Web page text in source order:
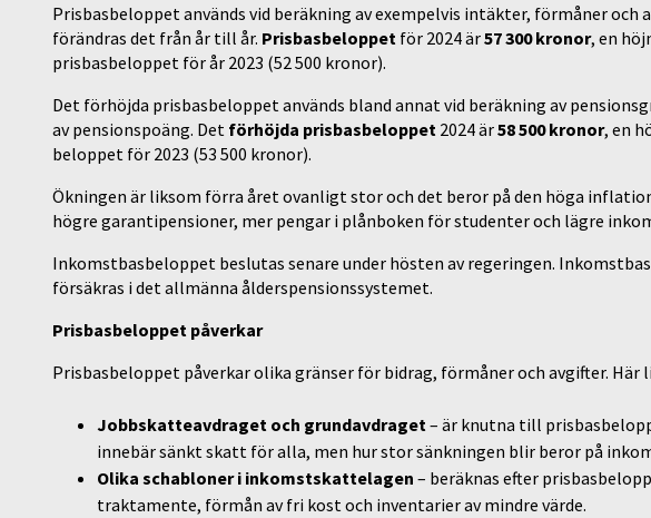
Prisbasbeloppet används vid beräkning av exempelvis intäkter, förmåner
förändras det från år till år. Prisbasbeloppet för 2024 är57 300 kronor, en
prisbasbeloppet för år 2023 (52 500 kronor).
Det förhöjda prisbasbeloppet används bland annat vid beräkning av
av pensionspoäng. Det förhöjda prisbasbeloppet 2024 är58 500 kronor, en
beloppet för 2023 (53 500 kronor).
Ökningen är liksom förra året ovanligt stor och det beror på den höga
högre garantipensioner, mer pengar i plånboken för studenter och lägre
Inkomstbasbeloppet beslutas senare under hösten av regeringen.
försäkras i det allmänna ålderspensionssystemet.
Prisbasbeloppet påverkar
Prisbasbeloppet påverkar olika gränser för bidrag, förmåner och avgifter. Här
Jobbskatteavdraget och grundavdraget – är knutna till
innebär sänkt skatt för alla, men hur stor sänkningen blir beror på
Olika schabloner i inkomstskattelagen – beräknas efter
traktamente, förmån av fri kost och inventarier av mindre värde.